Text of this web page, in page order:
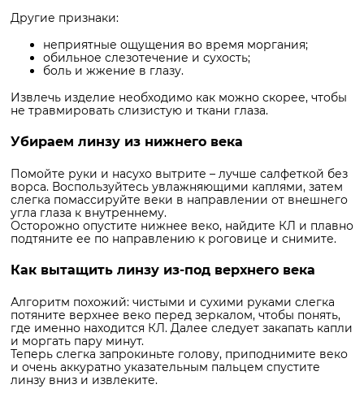
Другие признаки:
неприятные ощущения во время моргания;
обильное слезотечение и сухость;
боль и жжение в глазу.
Извлечь изделие необходимо как можно скорее, чтобы
не травмировать слизистую и ткани глаза.
Убираем линзу из нижнего века
Помойте руки и насухо вытрите – лучше салфеткой без
ворса. Воспользуйтесь увлажняющими каплями, затем
слегка помассируйте веки в направлении от внешнего
угла глаза к внутреннему.
Осторожно опустите нижнее веко, найдите КЛ и плавно
подтяните ее по направлению к роговице и снимите.
Как вытащить линзу из-под верхнего века
Алгоритм похожий: чистыми и сухими руками слегка
потяните верхнее веко перед зеркалом, чтобы понять,
где именно находится КЛ. Далее следует закапать капли
и моргать пару минут.
Теперь слегка запрокиньте голову, приподнимите веко
и очень аккуратно указательным пальцем спустите
линзу вниз и извлеките.